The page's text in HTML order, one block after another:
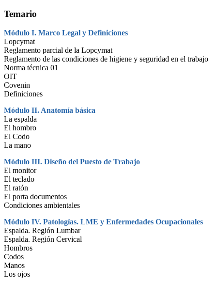
Temario
Módulo I. Marco Legal y Definiciones
Lopcymat
Reglamento parcial de la Lopcymat
Reglamento de las condiciones de higiene y seguridad en el trabajo
Norma técnica 01
OIT
Covenin
Definiciones
Módulo II. Anatomía básica
La espalda
El hombro
El Codo
La mano
Módulo III. Diseño del Puesto de Trabajo
El monitor
El teclado
El ratón
El porta documentos
Condiciones ambientales
Módulo IV. Patologías. LME y Enfermedades Ocupacionales
Espalda. Región Lumbar
Espalda. Región Cervical
Hombros
Codos
Manos
Los ojos